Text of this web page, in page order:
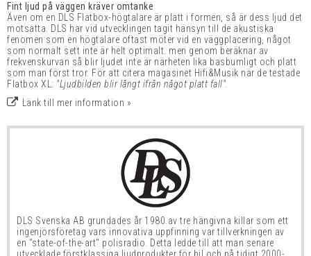
Fint ljud på väggen kräver omtanke
Även om en DLS Flatbox-högtalare är platt i formen, så är dess ljud det
motsatta. DLS har vid utvecklingen tagit hänsyn till de akustiska
fenomen som en högtalare oftast möter vid en väggplacering, något
som normalt sett inte är helt optimalt. men genom beräknar av
frekvenskurvan så blir ljudet inte är närheten lika basbumligt och platt
som man först tror. För att citera magasinet Hifi&Musik när de testade
Flatbox XL: "Ljudbilden blir långt ifrån något platt fall".
Länk till mer information »
DLS Svenska AB grundades år 1980 av tre hängivna killar som ett
ingenjörsföretag vars innovativa uppfinning var tillverkningen av
en "state-of-the-art" polisradio. Detta ledde till att man senare